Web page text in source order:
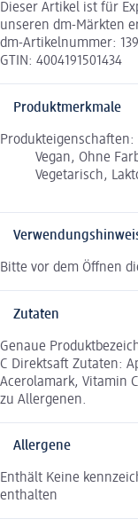
Dieser Artikel ist für
unseren dm-Märkten
dm-Artikelnummer:
GTIN: 4004191501434
Produktmerkmale
Produkteigenschaften:
Vegan, Ohne
Vegetarisch,
Bitte vor dem Öffnen
Zutaten
Genaue
C Direktsaft Zutaten:
Acerolamark, Vitamin
zu Allergenen.
Allergene
Enthält Keine
enthalten